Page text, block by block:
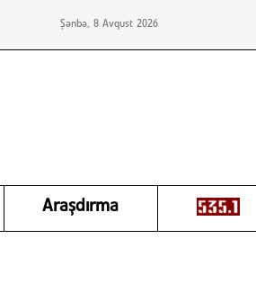
Şənbə, 8 Avqust 2026
Araşdırma